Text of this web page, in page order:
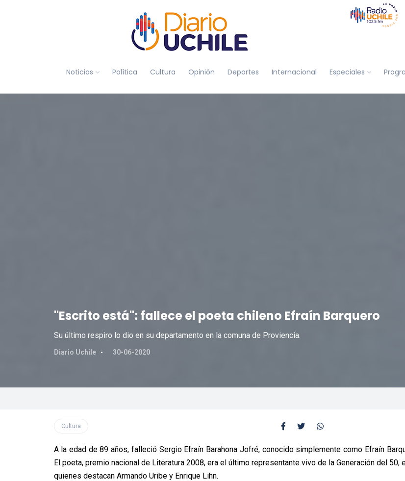
Noticias Política Cultura Opinión Deportes Internacional Especiales
"Escrito está": fallece el poeta chileno Efraín Barquero
Su último respiro lo dio en su departamento en la comuna de Proviencia.
Diario Uchile 30-06-2020
Cultura
A la edad de 89 años, falleció Sergio Efraín Barahona Jofré, conocido simplemente como Efraín
El poeta, premio nacional de Literatura 2008, era el último representante vivo de la Generación del 50,
quienes destacan Armando Uribe y Enrique Lihn.